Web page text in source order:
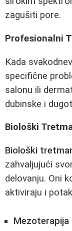
zagušiti pore.
Profesionalni
Kada
specifične
salonu ili
dubinske i
Biološki
Biološki
zahvaljujući
delovanju. Oni
aktiviraju i
Mezoterapija